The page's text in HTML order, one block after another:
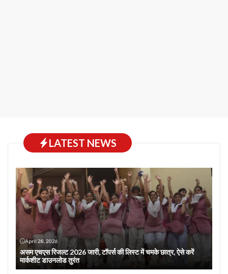
LATEST NEWS
April 28, 2026
असम एचएस रिजल्ट 2026 जारी, टॉपर्स की लिस्ट में चमके छात्र, ऐसे करें
मार्कशीट डाउनलोड तुरंत